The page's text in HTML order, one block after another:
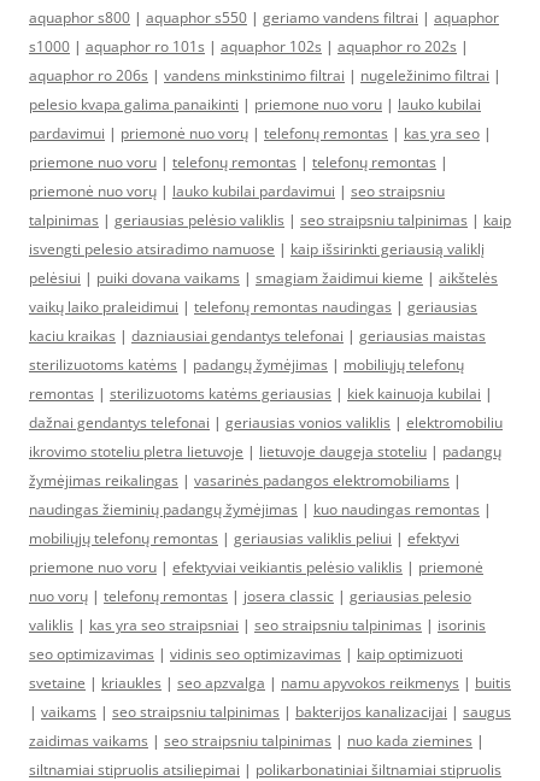
aquaphor s800 | aquaphor s550 | geriamo vandens filtrai | aquaphor
s1000 | aquaphor ro 101s | aquaphor 102s | aquaphor ro 202s |
aquaphor ro 206s | vandens minkstinimo filtrai | nugeležinimo filtrai |
pelesio kvapa galima panaikinti | priemone nuo voru | lauko kubilai
pardavimui | priemonė nuo vorų | telefonų remontas | kas yra seo |
priemone nuo voru | telefonų remontas | telefonų remontas |
priemonė nuo vorų | lauko kubilai pardavimui | seo straipsniu
talpinimas | geriausias pelėsio valiklis | seo straipsniu talpinimas | kaip
isvengti pelesio atsiradimo namuose | kaip išsirinkti geriausią valiklį
pelėsiui | puiki dovana vaikams | smagiam žaidimui kieme | aikštelės
vaikų laiko praleidimui | telefonų remontas naudingas | geriausias
kaciu kraikas | dazniausiai gendantys telefonai | geriausias maistas
sterilizuotoms katėms | padangų žymėjimas | mobiliųjų telefonų
remontas | sterilizuotoms katėms geriausias | kiek kainuoja kubilai |
dažnai gendantys telefonai | geriausias vonios valiklis | elektromobiliu
ikrovimo stoteliu pletra lietuvoje | lietuvoje daugeja stoteliu | padangų
žymėjimas reikalingas | vasarinės padangos elektromobiliams |
naudingas žieminių padangų žymėjimas | kuo naudingas remontas |
mobiliųjų telefonų remontas | geriausias valiklis peliui | efektyvi
priemone nuo voru | efektyviai veikiantis pelėsio valiklis | priemonė
nuo vorų | telefonų remontas | josera classic | geriausias pelesio
valiklis | kas yra seo straipsniai | seo straipsniu talpinimas | isorinis
seo optimizavimas | vidinis seo optimizavimas | kaip optimizuoti
svetaine | kriaukles | seo apzvalga | namu apyvokos reikmenys | buitis
| vaikams | seo straipsniu talpinimas | bakterijos kanalizacijai | saugus
zaidimas vaikams | seo straipsniu talpinimas | nuo kada ziemines |
siltnamiai stipruolis atsiliepimai | polikarbonatiniai šiltnamiai stipruolis